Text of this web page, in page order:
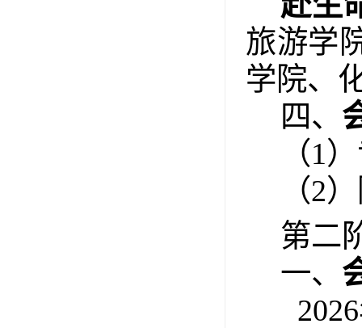
旅游学
学院、
四、
（1）
（2）
第二
一、
2026